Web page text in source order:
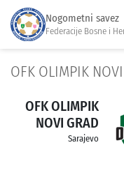
Nogometni savez
Federacije Bosne i
OFK OLIMPIK
OFK OLIMPIK
NOVI GRAD
Sarajevo